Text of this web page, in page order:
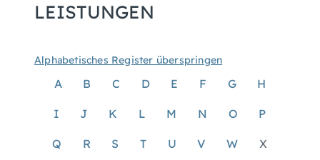
LEISTUNGEN
Alphabetisches Register überspringen
A B C D E F G H
I J K L M N O P
Q R S T U V W X